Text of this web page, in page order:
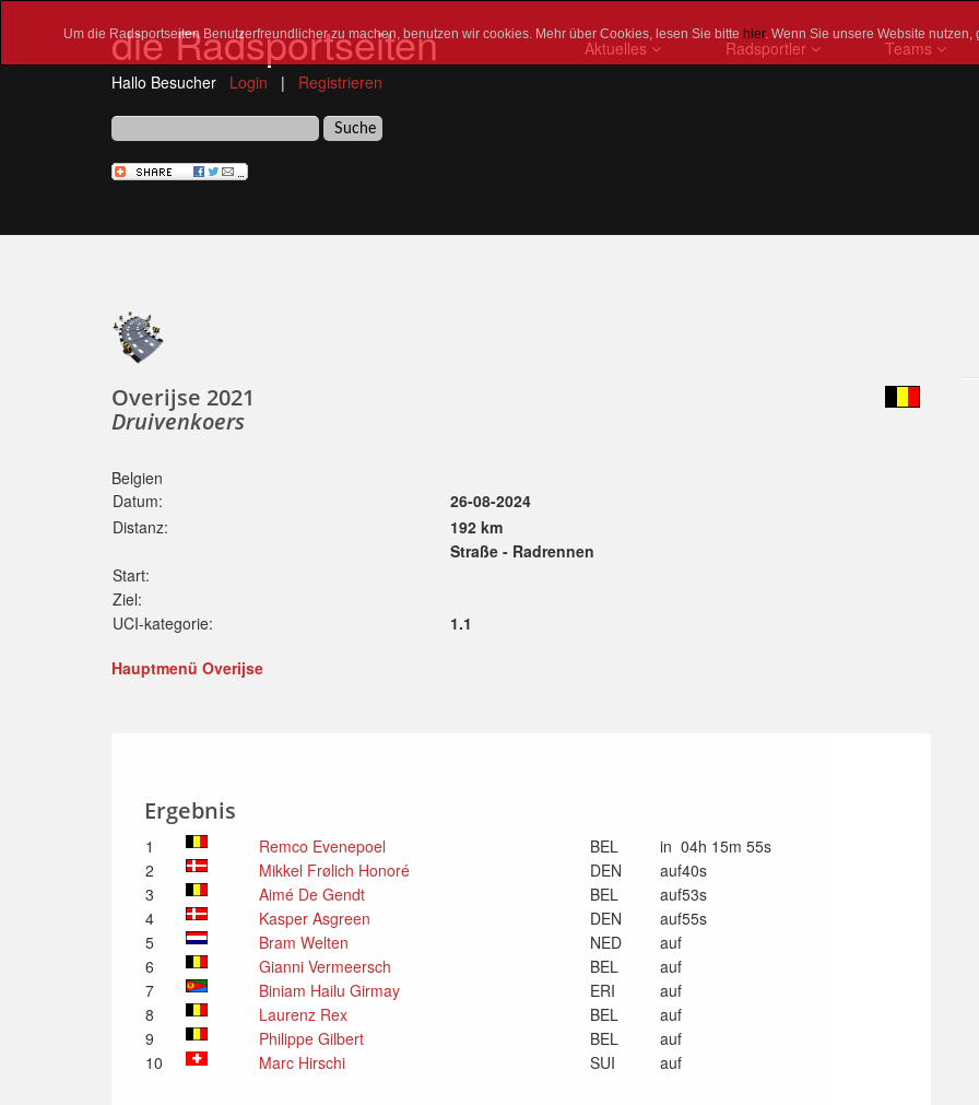
Um die Radsportseiten Benutzerfreundlicher zu machen, benutzen wir cookies. Mehr über Cookies, lesen Sie bitte hier. Wenn Sie unsere Website
die Radsportseiten
Hallo Besucher Login | Registrieren
Aktuelles Radsportler Teams
Overijse 2021
Druivenkoers
Belgien
Datum:
26-08-2024
Distanz:
192 km
Straße - Radrennen
Start:
Ziel:
UCI-kategorie:
1.1
Hauptmenü Overijse
Ergebnis
1 Remco Evenepoel BEL
in 04h 15m 55s
2
Mikkel Frølich Honoré DEN
auf40s
3
Aimé De Gendt BEL
auf53s
4
Kasper Asgreen DEN
auf55s
5
Bram Welten NED
auf
6
Gianni Vermeersch BEL
auf
7
Biniam Hailu Girmay ERI
auf
8
Laurenz Rex BEL
auf
9
Philippe Gilbert BEL
auf
10
Marc Hirschi SUI auf